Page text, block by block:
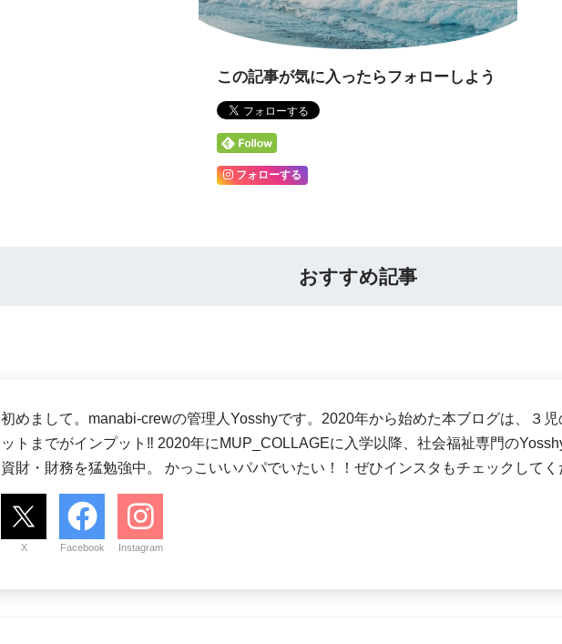
この記事が気に入ったらフォローしよう
フォローする
おすすめ記事
初めまして。manabi-crewの管理人Yosshyです。2020年から始めた本ブログは、３
ットまでがインプット‼ 2020年にMUP_COLLAGEに入学以降、社会福祉専門の
資財・財務を猛勉強中。 かっこいいパパでいたい！！ぜひインスタもチェックして
X Facebook Instagram